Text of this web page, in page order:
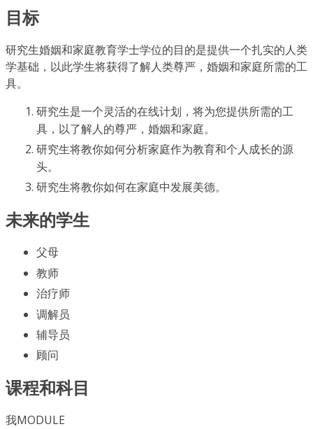
目标
研究生婚姻和家庭教育学士学位的目的是提供一个扎实的人类
学基础，以此学生将获得了解人类尊严，婚姻和家庭所需的工
具。
研究生是一个灵活的在线计划，将为您提供所需的工
具，以了解人的尊严，婚姻和家庭。
研究生将教你如何分析家庭作为教育和个人成长的源
头。
研究生将教你如何在家庭中发展美德。
未来的学生
父母
教师
治疗师
调解员
辅导员
顾问
课程和科目
我MODULE